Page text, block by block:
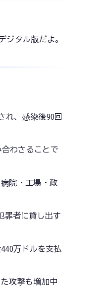
ジタル版だよ。
、感染後90回
わさることで
院・工場・政
罪者に貸し出す
万ドルを支払
攻撃も増加中